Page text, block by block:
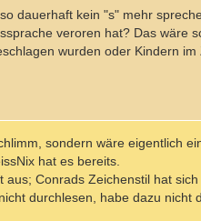
dauerhaft kein "s" mehr
veroren hat? Das wäre
wurden oder Kindern im
sondern wäre eigentlich
hat es bereits.
aus; Conrads Zeichenstil hat
durchlesen, habe dazu nicht